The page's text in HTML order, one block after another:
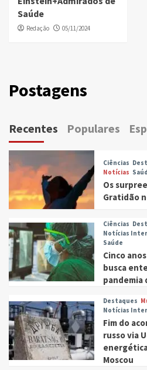
Saúde
Redação 05/11/2024
Postagens
Recentes Populares
Ciências
Notícias
Os
Gratidão
Ciências
Notícias
Saúde
Cinco
busca
pandemia
Destaques
Notícias
Fim do
russo via
Moscou